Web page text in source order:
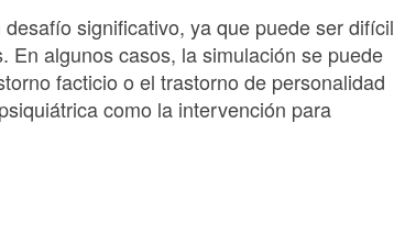
significativo, ya que puede ser difícil
algunos casos, la simulación se puede
facticio o el trastorno de personalidad
como la intervención para